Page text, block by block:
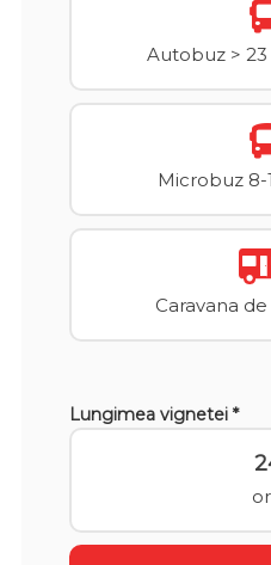
Autobuz >
Microbuz 8-
Caravana
Lungimea vignetei *